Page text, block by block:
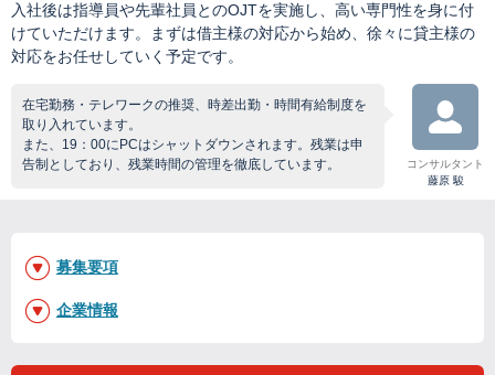
入社後は指導員や先輩社員とのOJTを実施し、高い専門性を身に付
けていただけます。まずは借主様の対応から始め、徐々に貸主様の
対応をお任せしていく予定です。
在宅勤務・テレワークの推奨、時差出勤・時間有給制度を
取り入れています。
また、19：00にPCはシャットダウンされます。残業は申
告制としており、残業時間の管理を徹底しています。
コンサルタント
藤原 駿
募集要項
企業情報